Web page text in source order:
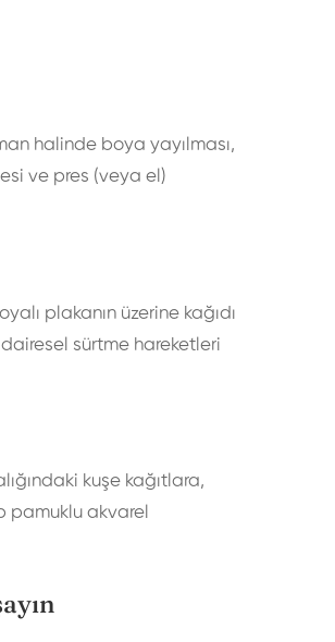
halinde boya yayılması,
ve pres (veya el)
plakanın üzerine kağıdı
sürtme hareketleri
kuşe kağıtlara,
pamuklu akvarel